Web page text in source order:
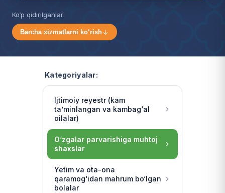
Ko‘p qidirilganlar:
Barcha xizmatlarni ko‘rish
Kategoriyalar:
Ijtimoiy reyestr (kam
ta’minlangan va kambag‘al
oilalar)
O‘zgalar parvarishiga muhtoj
shaxslar
Yetim va ota-ona
qaramog‘idan mahrum bo‘lgan
bolalar